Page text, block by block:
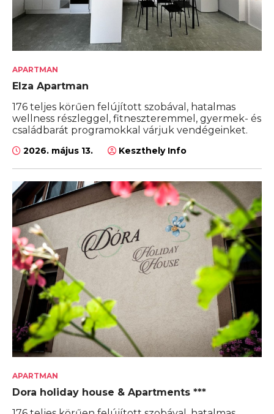
APARTMAN
Elza Apartman
176 teljes körűen felújított szobával, hatalmas
wellness részleggel, fitneszteremmel, gyermek- és
családbarát programokkal várjuk vendégeinket.
2026. május 13. Keszthely Info
APARTMAN
Dora holiday house & Apartments ***